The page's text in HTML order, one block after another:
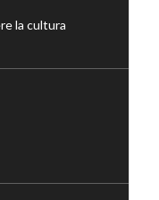
la cultura